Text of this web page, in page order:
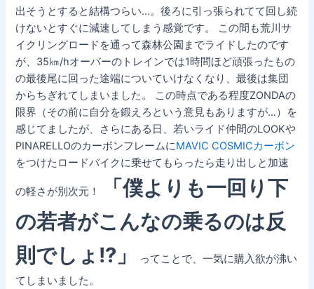
出そうとすると結構つらい…。後ろに引っ張られてて回し続
けないとすぐに減速してしまう感覚です。 この間も荒川サ
イクリングロードを通って森林公園までライドしたのです
が、35㎞/hオーバーのトレインでは1時間ほど頑張ったもの
の最後尾に回った途端についていけなくなり、最後は集団
からちぎれてしまいました。 この時点である程度ZONDAの
限界（その前に自分を鍛えろという意見もありますが…）を
感じてましたが、さらにある日、若いライド仲間のLOOKや
PINARELLOのカーボンフレームにMAVIC COSMICカーボン
をつけたロードバイクに乗せてもらったら走り出しと加速
の軽さが別次元！
「僕よりも一回り下
の若者がこんなの乗るのは反
則でしょ!?」
ってことで、一気に購入欲が沸い
てしまいました。